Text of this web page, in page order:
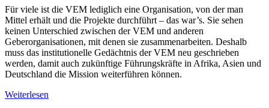
Für viele ist die VEM lediglich eine Organisation, von der man
Mittel erhält und die Projekte durchführt – das war’s. Sie sehen
keinen Unterschied zwischen der VEM und anderen
Geberorganisationen, mit denen sie zusammenarbeiten. Deshalb
muss das institutionelle Gedächtnis der VEM neu geschrieben
werden, damit auch zukünftige Führungskräfte in Afrika, Asien und
Deutschland die Mission weiterführen können.
Weiterlesen